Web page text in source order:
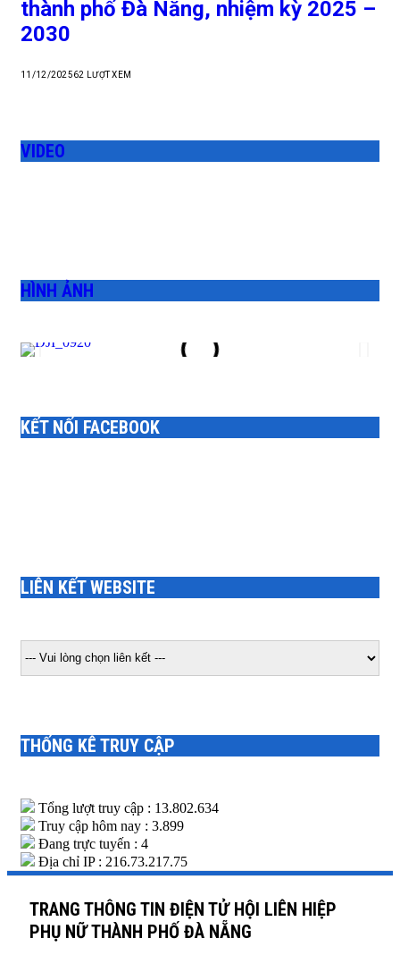
thành phố Đà Nẵng, nhiệm kỳ 2025 –
2030
11/12/202562 LƯỢT XEM
VIDEO
HÌNH ẢNH
KẾT NỐI FACEBOOK
LIÊN KẾT WEBSITE
THỐNG KÊ TRUY CẬP
Tổng lượt truy cập : 13.802.634
Truy cập hôm nay : 3.899
Đang trực tuyến : 4
Địa chỉ IP : 216.73.217.75
TRANG THÔNG TIN ĐIỆN TỬ HỘI LIÊN HIỆP
PHỤ NỮ THÀNH PHỐ ĐÀ NẴNG